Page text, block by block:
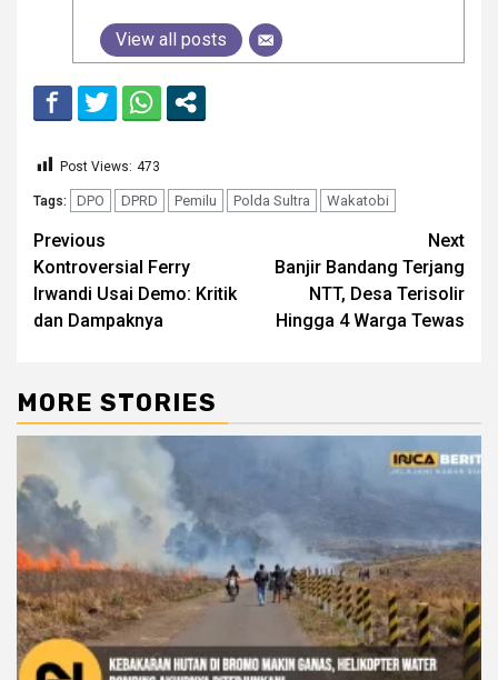
View all posts
Post Views: 473
Tags: DPO DPRD Pemilu Polda Sultra Wakatobi
Continue
Reading
Previous
Kontroversial Ferry
Irwandi Usai Demo: Kritik
dan Dampaknya
Next
Banjir Bandang Terjang
NTT, Desa Terisolir
Hingga 4 Warga Tewas
MORE STORIES